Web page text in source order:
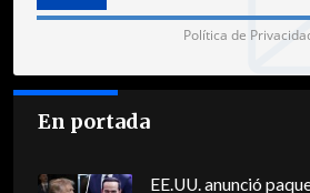
Política de
En portada
EE.UU. anunció